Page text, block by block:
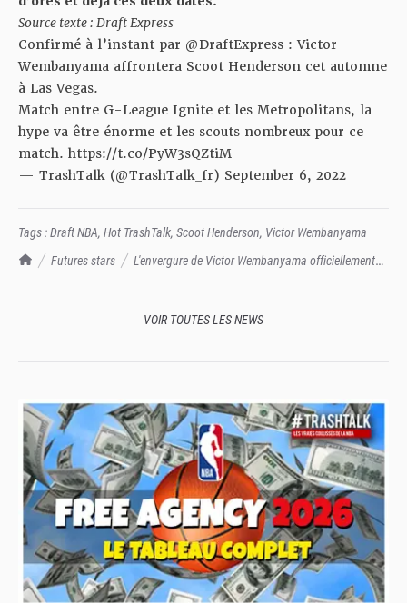
TrashTalk Actu NBA
Futures stars
L'envergure de Victor Wembanyama officiellement
Source texte : Draft Express
Confirmé à l’instant par @DraftExpress : Victor
Wembanyama affrontera Scoot Henderson cet automne
à Las Vegas.
Match entre G-League Ignite et les Metropolitans, la
hype va être énorme et les scouts nombreux pour ce
match. https://t.co/PyW3sQZtiM
— TrashTalk (@TrashTalk_fr) September 6, 2022
Tags :Draft NBA, Hot TrashTalk, Scoot Henderson, Victor Wembanyama
VOIR TOUTES LES NEWS